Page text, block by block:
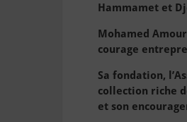
Hammamet et
Mohamed
courage
Sa fondation,
collection riche
et son